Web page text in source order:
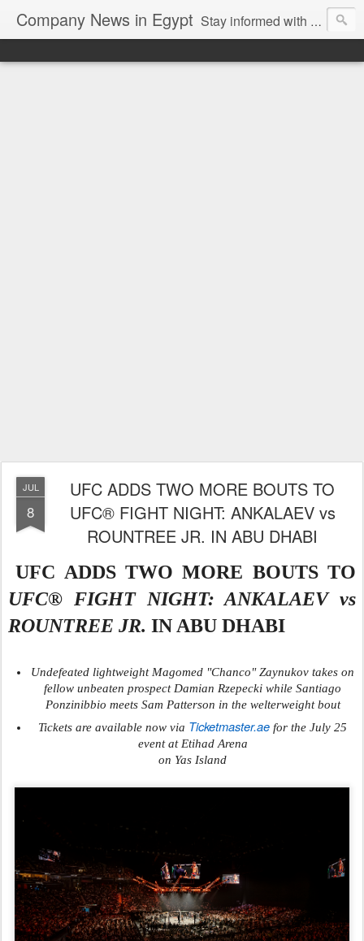
Company News in Egypt Stay informed with the latest company news and developments in Egypt and the region through our unbiased and direct news platform. Our blog publishes press releases and news directly from companies and their PR agencies, giving you a clear and unfiltered view of the industry. Make informed decisions with our easy to follow and clutter-free approach to company news.
JUL
8
UFC ADDS TWO MORE BOUTS TO
UFC® FIGHT NIGHT: ANKALAEV vs
ROUNTREE JR. IN ABU DHABI
UFC ADDS TWO MORE BOUTS TO
UFC® FIGHT NIGHT: ANKALAEV vs
ROUNTREE JR. IN ABU DHABI
Undefeated lightweight Magomed "Chanco" Zaynukov takes on
fellow unbeaten prospect Damian Rzepecki while Santiago
Ponzinibbio meets Sam Patterson in the welterweight bout
Tickets are available now via Ticketmaster.ae for the July 25
event at Etihad Arena
on Yas Island